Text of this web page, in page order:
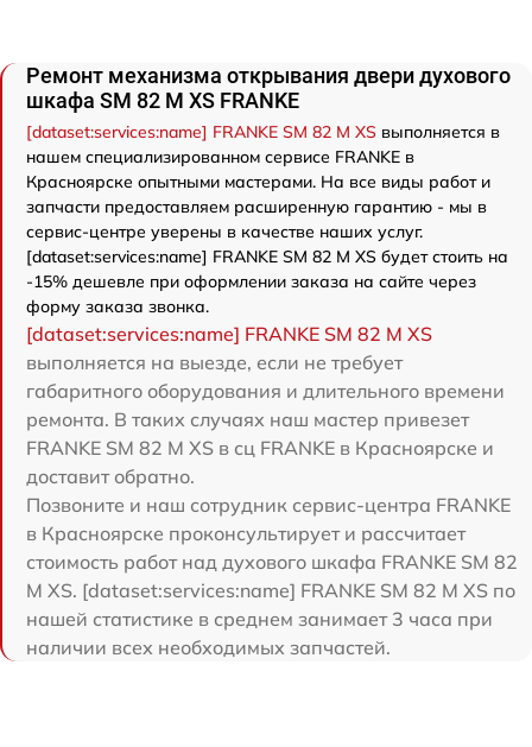
Ремонт механизма открывания двери духового
шкафа SM 82 M XS FRANKE
[dataset:services:name] FRANKE SM 82 M XS выполняется в
нашем специализированном сервисе FRANKE в
Красноярске опытными мастерами. На все виды работ и
запчасти предоставляем расширенную гарантию - мы в
сервис-центре уверены в качестве наших услуг.
[dataset:services:name] FRANKE SM 82 M XS будет стоить на
-15% дешевле при оформлении заказа на сайте через
форму заказа звонка.
[dataset:services:name] FRANKE SM 82 M XS
выполняется на выезде, если не требует
габаритного оборудования и длительного времени
ремонта. В таких случаях наш мастер привезет
FRANKE SM 82 M XS в сц FRANKE в Красноярске и
доставит обратно.
Позвоните и наш сотрудник сервис-центра FRANKE
в Красноярске проконсультирует и рассчитает
стоимость работ над духового шкафа FRANKE SM 82
M XS. [dataset:services:name] FRANKE SM 82 M XS по
нашей статистике в среднем занимает 3 часа при
наличии всех необходимых запчастей.